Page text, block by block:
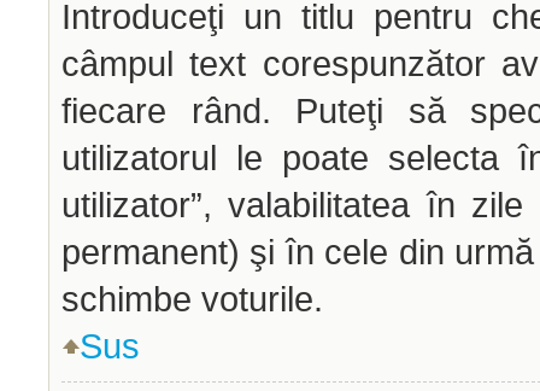
Introduceţi un titlu pentru
câmpul text corespunzător
fiecare rând. Puteţi să
utilizatorul le poate selecta
utilizator”, valabilitatea în
permanent) şi în cele din
schimbe voturile.
Sus